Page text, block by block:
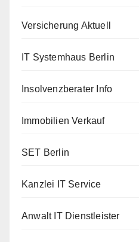
Versicherung Aktuell
IT Systemhaus Berlin
Insolvenzberater Info
Immobilien Verkauf
SET Berlin
Kanzlei IT Service
Anwalt IT Dienstleister